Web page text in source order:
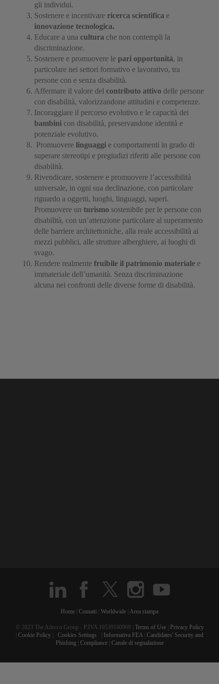
gli individui.
Sostenere e incentivare ricerca scientifica e
innovazione tecnologica.
Educare a una cultura che non contempli la
discriminazione.
Sostenere e promuovere le pari opportunità, in
particolare nei settori formativo e lavorativo, tra
persone con e senza disabilità.
Affermare il valore del contributo attivo delle persone
con disabilità, valorizzandone attitudini e competenze.
Incoraggiare il percorso evolutivo e le capacità dei
bambini con disabilità, preservandone identità e
potenziale evolutivo.
Promuovere linguaggi e comportamenti in grado di
superare stereotipi e pregiudizi riferiti alle persone con
disabilità.
Rivendicare, sostenere e promuovere l’accessibilità
universale, in ogni sua declinazione, con particolare
riguardo a oggetti, luoghi, linguaggi, saperi.
Promuovere un turismo sostenibile per le persone con
disabilità, con un’attenzione particolare al superamento
delle barriere architettoniche, alla reale accessibilità ai
mezzi pubblici, alle strutture alberghiere, ai luoghi di
svago.
Rendere realmente fruibile il patrimonio materiale e
immateriale dell’umanità. Senza discriminazione
alcuna nei confronti delle diverse forme di disabilità.
Home Contatti Worldwide Area stampa
© 2023 The Adecco Group - P.IVA 10539160969 | Terms of Use|
Privacy Policy
Cookie Policy Cookies Settings Informativa FEA Candidates' Security and
Phishing
Compliance| Canale di segnalazione